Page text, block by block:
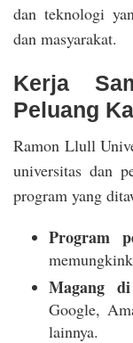
dan teknologi
dan masyarakat.
Kerja
Peluang
Ramon Llull
universitas dan
program yang
Program
Magang
Google,
lainnya.